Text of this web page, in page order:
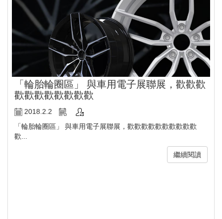
「輪胎輪圈區」 與車用電子展聯展，歡歡歡
歡歡歡歡歡歡歡歡
2018.2.2
「輪胎輪圈區」 與車用電子展聯展，歡歡歡歡歡歡歡歡歡歡
歡...
繼續閱讀